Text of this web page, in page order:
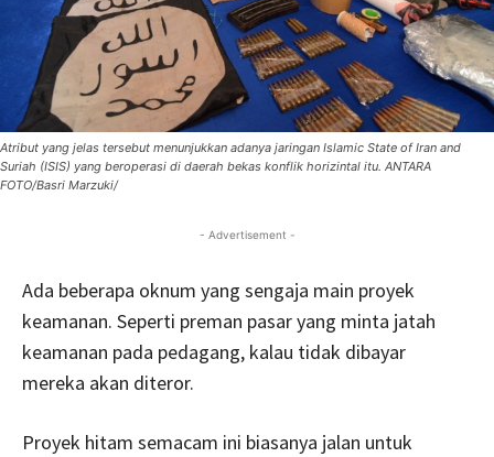
Atribut yang jelas tersebut menunjukkan adanya jaringan Islamic State of Iran and
Suriah (ISIS) yang beroperasi di daerah bekas konflik horizintal itu. ANTARA
FOTO/Basri Marzuki/
- Advertisement -
Ada beberapa oknum yang sengaja main proyek
keamanan. Seperti preman pasar yang minta jatah
keamanan pada pedagang, kalau tidak dibayar
mereka akan diteror.
Proyek hitam semacam ini biasanya jalan untuk